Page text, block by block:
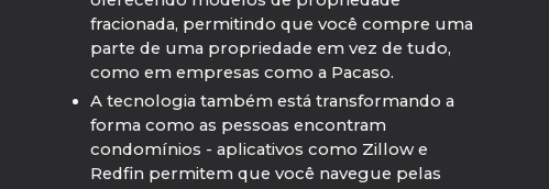
fracionada, permitindo que você compre uma
parte de uma propriedade em vez de tudo,
como em empresas como a Pacaso.
A tecnologia também está transformando a
forma como as pessoas encontram
condomínios - aplicativos como Zillow e
Redfin permitem que você navegue pelas